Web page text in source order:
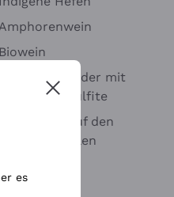
Biowein
Ohne Sulfit oder mit
minimalen Sulfite
Maischung auf den
Traubenschalen
es